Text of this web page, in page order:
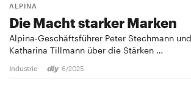
ALPINA
Die Macht starker Marken
Alpina-Geschäftsführer Peter Stechmann
Katharina Tillmann über die Stärken …
Industrie 6/2025